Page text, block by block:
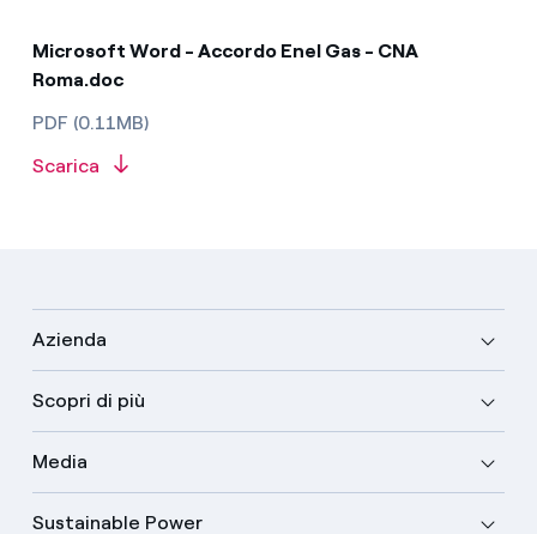
Microsoft Word - Accordo Enel Gas - CNA
Roma.doc
PDF (0.11MB)
Scarica
Azienda
Scopri di più
Media
Sustainable Power